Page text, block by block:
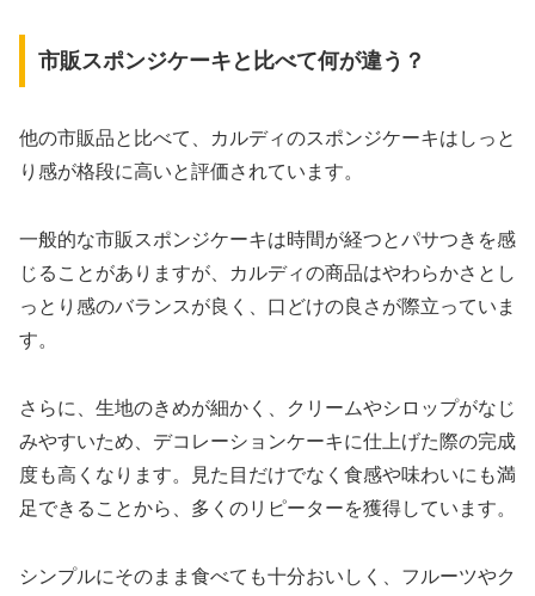
市販スポンジケーキと比べて何が違う？
他の市販品と比べて、カルディのスポンジケーキはしっと
り感が格段に高いと評価されています。
一般的な市販スポンジケーキは時間が経つとパサつきを感
じることがありますが、カルディの商品はやわらかさとし
っとり感のバランスが良く、口どけの良さが際立っていま
す。
さらに、生地のきめが細かく、クリームやシロップがなじ
みやすいため、デコレーションケーキに仕上げた際の完成
度も高くなります。見た目だけでなく食感や味わいにも満
足できることから、多くのリピーターを獲得しています。
シンプルにそのまま食べても十分おいしく、フルーツやク